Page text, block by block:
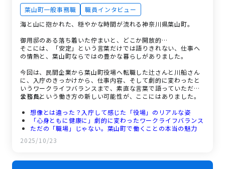
葉山町一般事務職
職員インタビュー
海と山に抱かれた、穏やかな時間が流れる神奈川県葉山町。
御用邸のある落ち着いた佇まいと、どこか開放的…
そこには、「安定」という言葉だけでは語りきれない、仕事へ
の情熱と、葉山町ならではの豊かな暮らしがありました。
今回は、民間企業から葉山町役場へ転職した辻さんと川船さん
に、入庁のきっかけから、仕事内容、そして劇的に変わったと
いうワークライフバランスまで、素直な言葉で語っていただき
ました。
公務員という働き方の新しい可能性が、ここにはありました。
想像とは違った？入庁して感じた「役場」のリアルな姿
「心身ともに健康に」劇的に変わったワークライフバランス
ただの「職場」じゃない。葉山町で働くことの本当の魅力
自然と人が織りなす、この町だけの特別な魅力
2025/10/23